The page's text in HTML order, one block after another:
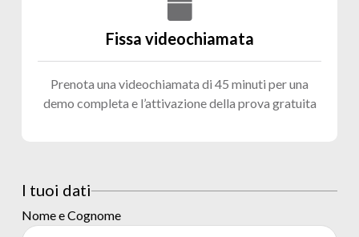
Fissa videochiamata
Prenota una videochiamata di 45 minuti per una
demo completa e l’attivazione della prova gratuita
I tuoi dati
Nome e Cognome